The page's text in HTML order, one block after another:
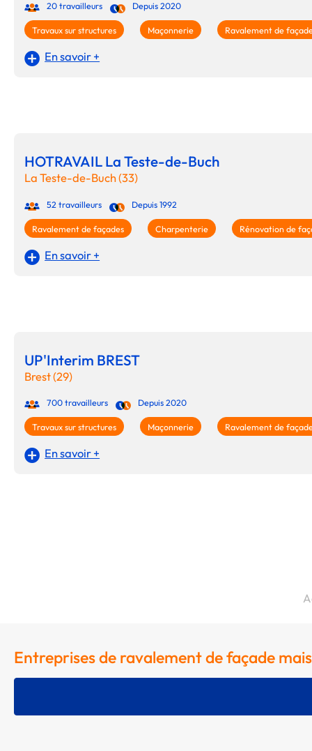
20 travailleurs Depuis 2020
Travaux sur structures Maçonnerie Ravalement de
En savoir +
HOTRAVAIL La Teste-de-Buch
La Teste-de-Buch (33)
52 travailleurs Depuis 1992
Ravalement de façades Charpenterie Rénovation de
En savoir +
UP'Interim BREST
Brest (29)
700 travailleurs Depuis 2020
Travaux sur structures Maçonnerie Ravalement de
En savoir +
Entreprises de ravalement de façade